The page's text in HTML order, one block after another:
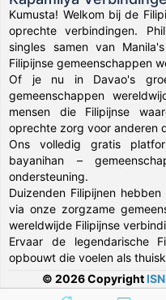
Kumusta! Welkom bij de
oprechte verbindingen.
singles samen van
Filipijnse gemeenschappen
Of je nu in Davao's
gemeenschappen
mensen die Filipijnse
oprechte zorg voor anderen
Ons volledig gratis
bayanihan –
ondersteuning.
Duizenden Filipijnen
via onze zorgzame
wereldwijde Filipijnse
Ervaar de legendarische
opbouwt die voelen als
© 2026 Copyright